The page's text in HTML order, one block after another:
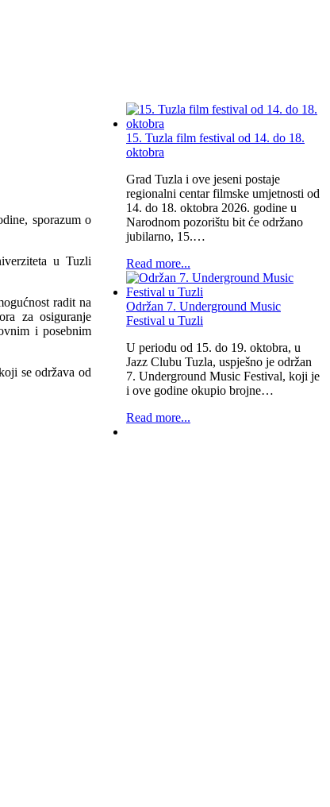
sporazum o
u Tuzli
radit na
za osiguranje
i posebnim
se održava od
15. Tuzla film festival od 14. do 18.
oktobra
Grad Tuzla i ove jeseni postaje
regionalni centar filmske umjetnosti od
14. do 18. oktobra 2026. godine u
Narodnom pozorištu bit će održano
jubilarno, 15.…
Read more...
Održan 7. Underground Music
Festival u Tuzli
U periodu od 15. do 19. oktobra, u
Jazz Clubu Tuzla, uspješno je održan
7. Underground Music Festival, koji je
i ove godine okupio brojne…
Read more...